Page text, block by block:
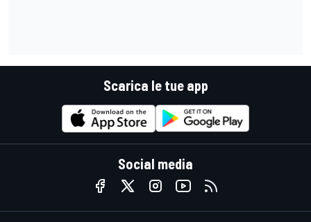
Scarica le tue app
Social media